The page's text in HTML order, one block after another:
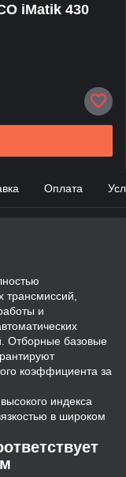
iMatik 430
Оплата
трансмиссий,
и
Отборные базовые
коэффициента за
индекса
в широком